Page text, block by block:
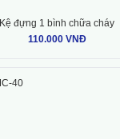
Kệ đựng 1 bình chữa cháy
110.000 VNĐ